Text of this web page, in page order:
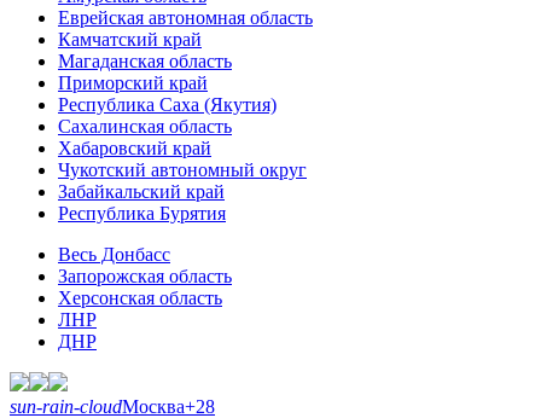
Еврейская автономная область
Камчатский край
Магаданская область
Приморский край
Республика Саха (Якутия)
Сахалинская область
Хабаровский край
Чукотский автономный округ
Забайкальский край
Республика Бурятия
Весь Донбасс
Запорожская область
Херсонская область
ЛНР
ДНР
sun-rain-cloudМосква+28